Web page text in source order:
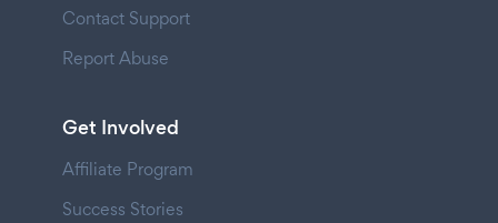
Contact Support
Report Abuse
Get Involved
Affiliate Program
Success Stories